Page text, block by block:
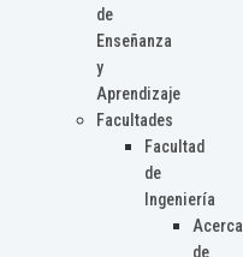
de
Enseñanza
y
Aprendizaje
Facultades
Facultad
de
Ingeniería
Acerca
de